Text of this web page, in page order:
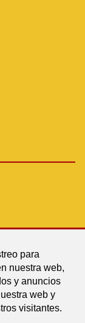
para
nuestra web,
y anuncios
web y
visitantes.